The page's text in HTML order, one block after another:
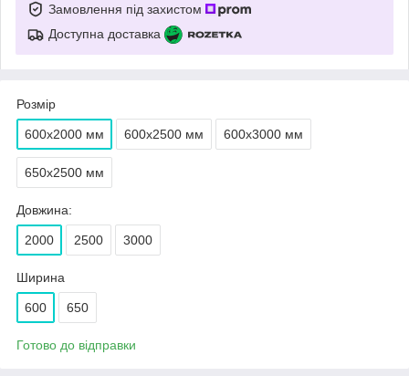
Замовлення під захистом
Доступна доставка
Розмір
600х2000 мм 600х2500 мм 600х3000 мм
650х2500 мм
Довжина:
2000 2500 3000
Ширина
600 650
Готово до відправки